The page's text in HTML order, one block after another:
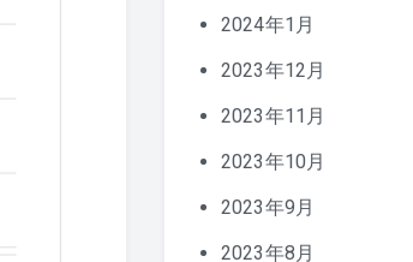
2024年1月
2023年12月
2023年11月
2023年10月
2023年9月
2023年8月